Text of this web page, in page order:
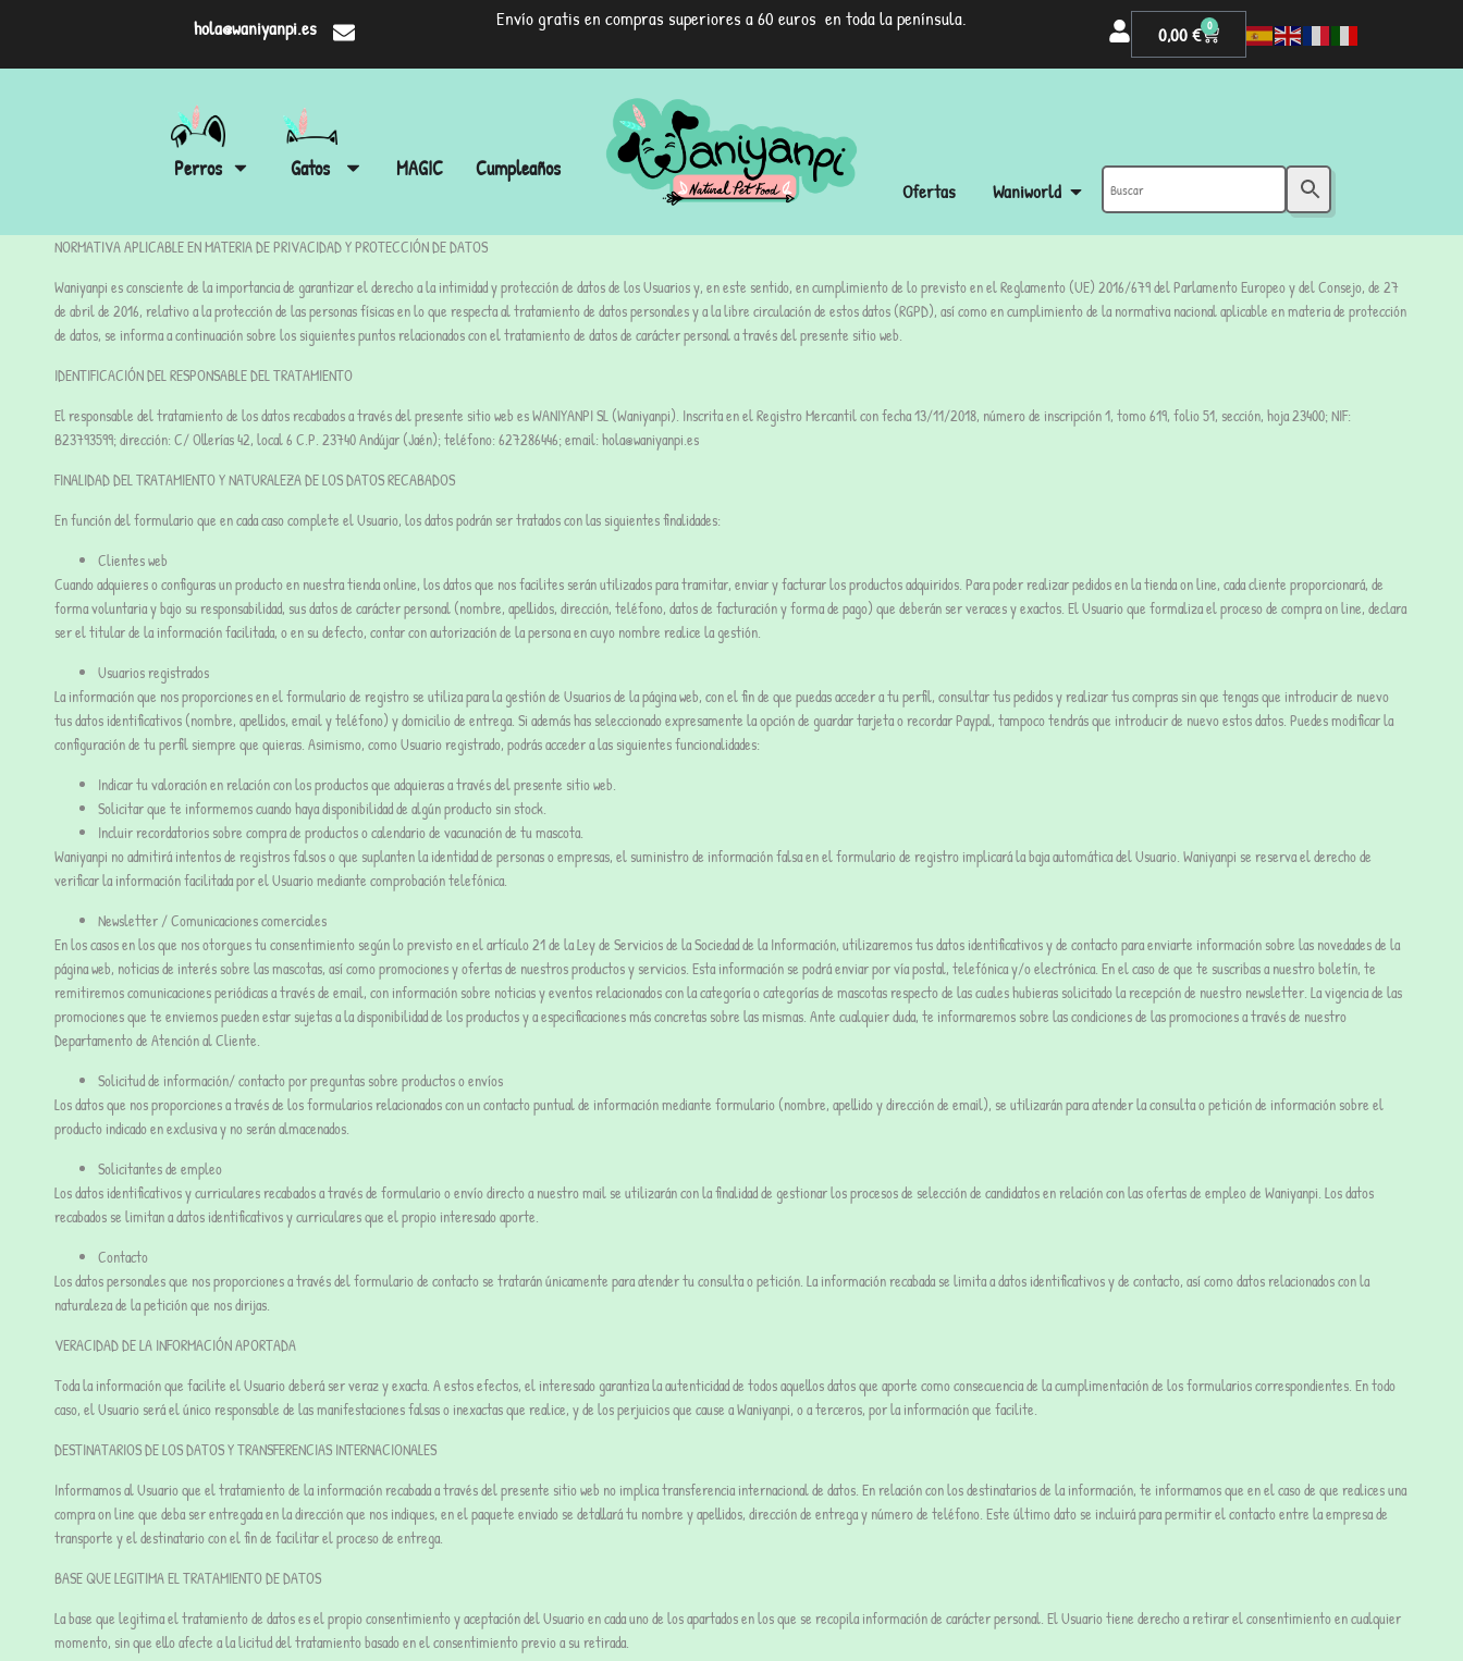
hola@waniyanpi.es Envío gratis en compras superiores a 60 euros en toda la península.
0,00€ 0
Perros Gatos MAGIC Cumpleaños
Ofertas Waniworld
NORMATIVA APLICABLE EN MATERIA DE PRIVACIDAD Y PROTECCIÓN DE DATOS
Waniyanpi es consciente de la importancia de garantizar el derecho a la intimidad y protección de datos de los Usuarios y, en este sentido, en cumplimiento de lo previsto en el Reglamento (UE) 2016/679 del Parlamento Europeo y del Consejo, de 27
de abril de 2016, relativo a la protección de las personas físicas en lo que respecta al tratamiento de datos personales y a la libre circulación de estos datos (RGPD), así como en cumplimiento de la normativa nacional aplicable en materia de protección
de datos, se informa a continuación sobre los siguientes puntos relacionados con el tratamiento de datos de carácter personal a través del presente sitio web.
IDENTIFICACIÓN DEL RESPONSABLE DEL TRATAMIENTO
El responsable del tratamiento de los datos recabados a través del presente sitio web es WANIYANPI SL (Waniyanpi). Inscrita en el Registro Mercantil con fecha 13/11/2018, número de inscripción 1, tomo 619, folio 51, sección, hoja 23400; NIF:
B23793599; dirección: C/ Ollerías 42, local 6 C.P. 23740 Andújar (Jaén); teléfono: 627286446; email: hola@waniyanpi.es
FINALIDAD DEL TRATAMIENTO Y NATURALEZA DE LOS DATOS RECABADOS
En función del formulario que en cada caso complete el Usuario, los datos podrán ser tratados con las siguientes finalidades:
Clientes web
Cuando adquieres o configuras un producto en nuestra tienda online, los datos que nos facilites serán utilizados para tramitar, enviar y facturar los productos adquiridos. Para poder realizar pedidos en la tienda on line, cada cliente proporcionará, de
forma voluntaria y bajo su responsabilidad, sus datos de carácter personal (nombre, apellidos, dirección, teléfono, datos de facturación y forma de pago) que deberán ser veraces y exactos. El Usuario que formaliza el proceso de compra on line, declara
ser el titular de la información facilitada, o en su defecto, contar con autorización de la persona en cuyo nombre realice la gestión.
Usuarios registrados
La información que nos proporciones en el formulario de registro se utiliza para la gestión de Usuarios de la página web, con el fin de que puedas acceder a tu perfil, consultar tus pedidos y realizar tus compras sin que tengas que introducir de nuevo
tus datos identificativos (nombre, apellidos, email y teléfono) y domicilio de entrega. Si además has seleccionado expresamente la opción de guardar tarjeta o recordar Paypal, tampoco tendrás que introducir de nuevo estos datos. Puedes modificar la
configuración de tu perfil siempre que quieras. Asimismo, como Usuario registrado, podrás acceder a las siguientes funcionalidades:
Indicar tu valoración en relación con los productos que adquieras a través del presente sitio web.
Solicitar que te informemos cuando haya disponibilidad de algún producto sin stock.
Incluir recordatorios sobre compra de productos o calendario de vacunación de tu mascota.
Waniyanpi no admitirá intentos de registros falsos o que suplanten la identidad de personas o empresas, el suministro de información falsa en el formulario de registro implicará la baja automática del Usuario. Waniyanpi se reserva el derecho de
verificar la información facilitada por el Usuario mediante comprobación telefónica.
Newsletter / Comunicaciones comerciales
En los casos en los que nos otorgues tu consentimiento según lo previsto en el artículo 21 de la Ley de Servicios de la Sociedad de la Información, utilizaremos tus datos identificativos y de contacto para enviarte información sobre las novedades de la
página web, noticias de interés sobre las mascotas, así como promociones y ofertas de nuestros productos y servicios. Esta información se podrá enviar por vía postal, telefónica y/o electrónica. En el caso de que te suscribas a nuestro boletín, te
remitiremos comunicaciones periódicas a través de email, con información sobre noticias y eventos relacionados con la categoría o categorías de mascotas respecto de las cuales hubieras solicitado la recepción de nuestro newsletter. La vigencia de las
promociones que te enviemos pueden estar sujetas a la disponibilidad de los productos y a especificaciones más concretas sobre las mismas. Ante cualquier duda, te informaremos sobre las condiciones de las promociones a través de nuestro
Departamento de Atención al Cliente.
Solicitud de información/ contacto por preguntas sobre productos o envíos
Los datos que nos proporciones a través de los formularios relacionados con un contacto puntual de información mediante formulario (nombre, apellido y dirección de email), se utilizarán para atender la consulta o petición de información sobre el
producto indicado en exclusiva y no serán almacenados.
Solicitantes de empleo
Los datos identificativos y curriculares recabados a través de formulario o envío directo a nuestro mail se utilizarán con la finalidad de gestionar los procesos de selección de candidatos en relación con las ofertas de empleo de Waniyanpi. Los datos
recabados se limitan a datos identificativos y curriculares que el propio interesado aporte.
Contacto
Los datos personales que nos proporciones a través del formulario de contacto se tratarán únicamente para atender tu consulta o petición. La información recabada se limita a datos identificativos y de contacto, así como datos relacionados con la
naturaleza de la petición que nos dirijas.
VERACIDAD DE LA INFORMACIÓN APORTADA
Toda la información que facilite el Usuario deberá ser veraz y exacta. A estos efectos, el interesado garantiza la autenticidad de todos aquellos datos que aporte como consecuencia de la cumplimentación de los formularios correspondientes. En todo
caso, el Usuario será el único responsable de las manifestaciones falsas o inexactas que realice, y de los perjuicios que cause a Waniyanpi, o a terceros, por la información que facilite.
DESTINATARIOS DE LOS DATOS Y TRANSFERENCIAS INTERNACIONALES
Informamos al Usuario que el tratamiento de la información recabada a través del presente sitio web no implica transferencia internacional de datos. En relación con los destinatarios de la información, te informamos que en el caso de que realices una
compra on line que deba ser entregada en la dirección que nos indiques, en el paquete enviado se detallará tu nombre y apellidos, dirección de entrega y número de teléfono. Este último dato se incluirá para permitir el contacto entre la empresa de
transporte y el destinatario con el fin de facilitar el proceso de entrega.
BASE QUE LEGITIMA EL TRATAMIENTO DE DATOS
La base que legitima el tratamiento de datos es el propio consentimiento y aceptación del Usuario en cada uno de los apartados en los que se recopila información de carácter personal. El Usuario tiene derecho a retirar el consentimiento en cualquier
momento, sin que ello afecte a la licitud del tratamiento basado en el consentimiento previo a su retirada.